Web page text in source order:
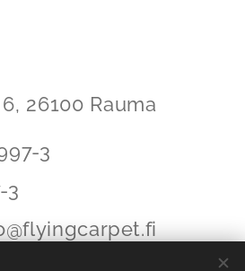
26100 Rauma
3
3
.fi